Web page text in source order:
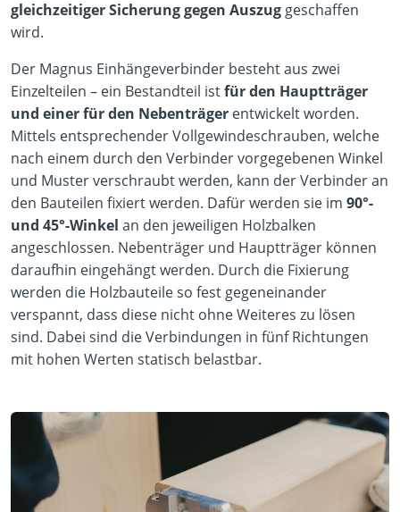
gleichzeitiger Sicherung gegen Auszug geschaffen
wird.
Der Magnus Einhängeverbinder besteht aus zwei
Einzelteilen – ein Bestandteil istfür den Hauptträger
und einer für den Nebenträger entwickelt worden.
Mittels entsprechender Vollgewindeschrauben, welche
nach einem durch den Verbinder vorgegebenen Winkel
und Muster verschraubt werden, kann der Verbinder an
den Bauteilen fixiert werden. Dafür werden sie im 90°-
und 45°-Winkel an den jeweiligen Holzbalken
angeschlossen. Nebenträger und Hauptträger können
daraufhin eingehängt werden. Durch die Fixierung
werden die Holzbauteile so fest gegeneinander
verspannt, dass diese nicht ohne Weiteres zu lösen
sind. Dabei sind die Verbindungen in fünf Richtungen
mit hohen Werten statisch belastbar.